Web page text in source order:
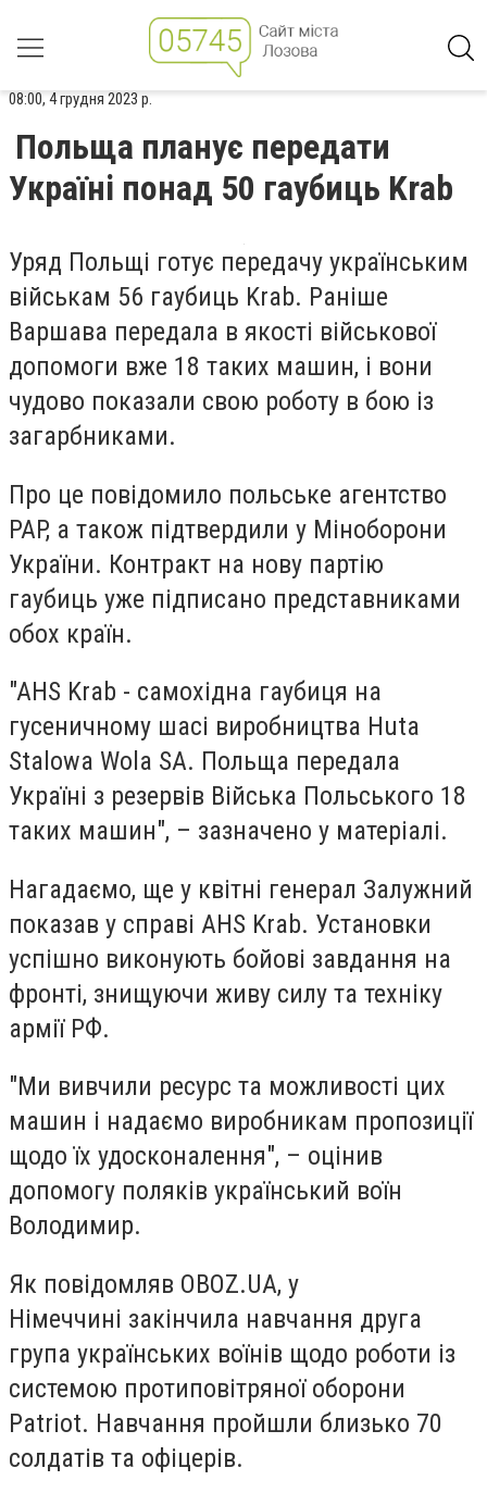
08:00, 4 грудня 2023 р.
Польща планує передати
Україні понад 50 гаубиць Krab
Уряд Польщі готує передачу українським
військам 56 гаубиць Krab. Раніше
Варшава передала в якості військової
допомоги вже 18 таких машин, і вони
чудово показали свою роботу в бою із
загарбниками.
Про це повідомило польське агентство
PAP, а також підтвердили у Міноборони
України. Контракт на нову партію
гаубиць уже підписано представниками
обох країн.
"AHS Krab - самохідна гаубиця на
гусеничному шасі виробництва Huta
Stalowa Wola SA. Польща передала
Україні з резервів Війська Польського 18
таких машин", – зазначено у матеріалі.
Нагадаємо, ще у квітні генерал Залужний
показав у справі AHS Krab. Установки
успішно виконують бойові завдання на
фронті, знищуючи живу силу та техніку
армії РФ.
"Ми вивчили ресурс та можливості цих
машин і надаємо виробникам пропозиції
щодо їх удосконалення", – оцінив
допомогу поляків український воїн
Володимир.
Як повідомляв OBOZ.UA, у
Німеччині закінчила навчання друга
група українських воїнів щодо роботи із
системою протиповітряної оборони
Patriot. Навчання пройшли близько 70
солдатів та офіцерів.